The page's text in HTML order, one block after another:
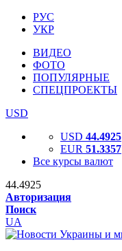
РУС
УКР
ВИДЕО
ФОТО
ПОПУЛЯРНЫЕ
СПЕЦПРОЕКТЫ
USD
USD 44.4925
EUR 51.3357
Все курсы валют
44.4925
Авторизация
Поиск
UA